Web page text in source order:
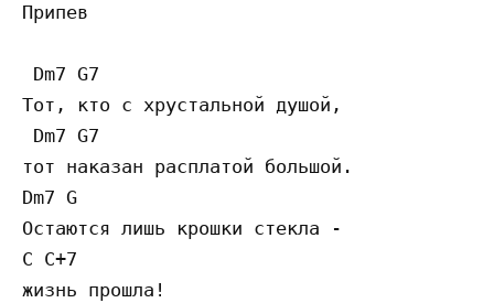
Припев
Dm7 G7
Тот, кто с хрустальной душой,
Dm7 G7
тот наказан расплатой большой.
Dm7 G
Остаются лишь крошки стекла -
C C+7
жизнь прошла!